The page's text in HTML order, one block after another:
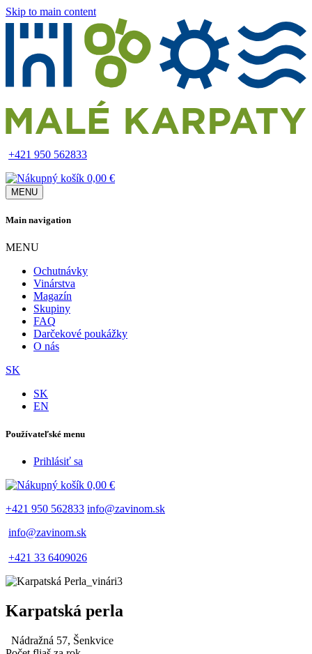
Skip to main content
+421 950 562833
0,00 €
MENU
Main navigation
MENU
Ochutnávky
Vinárstva
Magazín
Skupiny
FAQ
Darčekové poukážky
O nás
SK
SK
EN
Používateľské menu
Prihlásiť sa
0,00 €
+421 950 562833 info@zavinom.sk
info@zavinom.sk
+421 33 6409026
Karpatská perla
Nádražná 57, Šenkvice